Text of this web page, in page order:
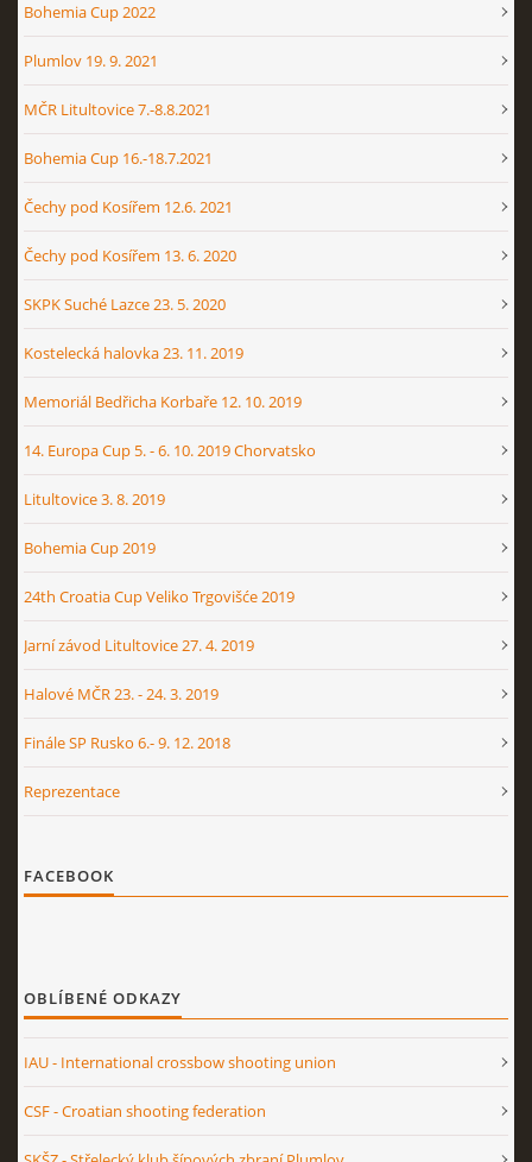
Bohemia Cup 2022
Plumlov 19. 9. 2021
MČR Litultovice 7.-8.8.2021
Bohemia Cup 16.-18.7.2021
Čechy pod Kosířem 12.6. 2021
Čechy pod Kosířem 13. 6. 2020
SKPK Suché Lazce 23. 5. 2020
Kostelecká halovka 23. 11. 2019
Memoriál Bedřicha Korbaře 12. 10. 2019
14. Europa Cup 5. - 6. 10. 2019 Chorvatsko
Litultovice 3. 8. 2019
Bohemia Cup 2019
24th Croatia Cup Veliko Trgovišće 2019
Jarní závod Litultovice 27. 4. 2019
Halové MČR 23. - 24. 3. 2019
Finále SP Rusko 6.- 9. 12. 2018
Reprezentace
FACEBOOK
OBLÍBENÉ ODKAZY
IAU - International crossbow shooting union
CSF - Croatian shooting federation